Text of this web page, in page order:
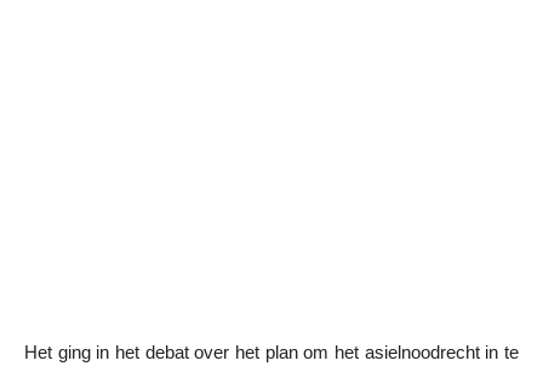
Het ging in het debat over het plan om het asielnoodrecht in te